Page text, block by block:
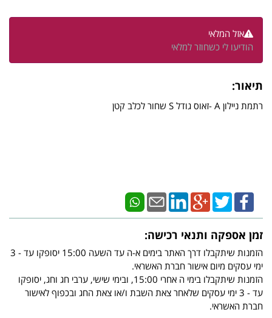
אזל המלאי
הודיעו לי כשחוזר למלאי
תיאור:
רתמת ניילון A -זאוס גודל S שחור לכלב קטן
זמן אספקה ותנאי רכישה:
הזמנות שיתקבלו דרך האתר בימים א-ה עד השעה 15:00 יסופקו עד - 3
ימי עסקים מיום אישור חברת האשראי.
הזמנות שיתקבלו בימי ה אחרי 15:00, ובימי שישי, ערבי חג וחג, יסופקו
עד - 3 ימי עסקים שלאחר צאת השבת ו/או צאת החג ובכפוף לאישור
חברת האשראי.